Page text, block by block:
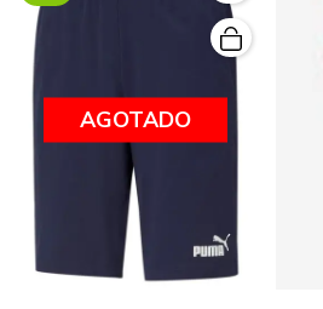
AGOTADO